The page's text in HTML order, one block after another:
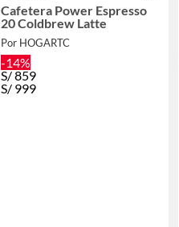
Cafetera Power Espresso
20 Coldbrew Latte
Por HOGARTC
-14%
S/859
S/ 999